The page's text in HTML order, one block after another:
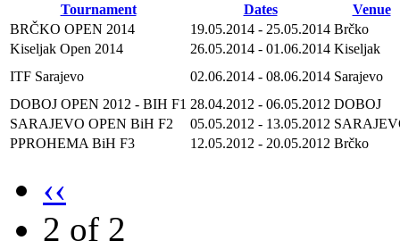
Tournament Dates
Venue
BRČKO OPEN 2014
19.05.2014 - 25.05.2014 Brčko
Kiseljak Open 2014
26.05.2014 - 01.06.2014 Kiseljak
ITF Sarajevo
02.06.2014 - 08.06.2014 Sarajevo
DOBOJ OPEN 2012 - BIH F1 28.04.2012 - 06.05.2012 DOBOJ
SARAJEVO OPEN BiH F2
05.05.2012 - 13.05.2012
PPROHEMA BiH F3
12.05.2012 - 20.05.2012 Brčko
‹‹
2 of 2